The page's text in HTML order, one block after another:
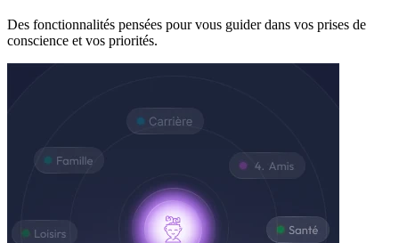
Des fonctionnalités pensées pour vous guider dans vos prises de
conscience et vos priorités.